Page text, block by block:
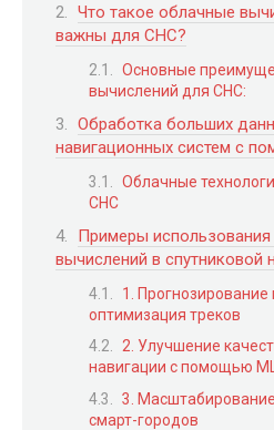
Что такое облачные
важны для СНС?
Основные
вычислений для СНС:
Обработка больших
навигационных систем с
Облачные
СНС
Примеры
вычислений в спутниковой
1. Прогнозирование
оптимизация треков
2. Улучшение
навигации с помощью ML
3.
смарт-городов